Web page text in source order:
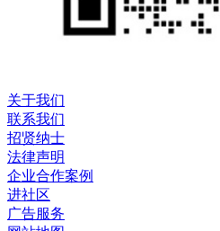
关于我们
联系我们
招贤纳士
法律声明
企业合作案例
进社区
广告服务